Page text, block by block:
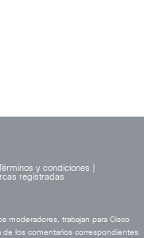
Términos y condiciones
registradas
moderadores, trabajan para Cisco
de los comentarios correspondientes